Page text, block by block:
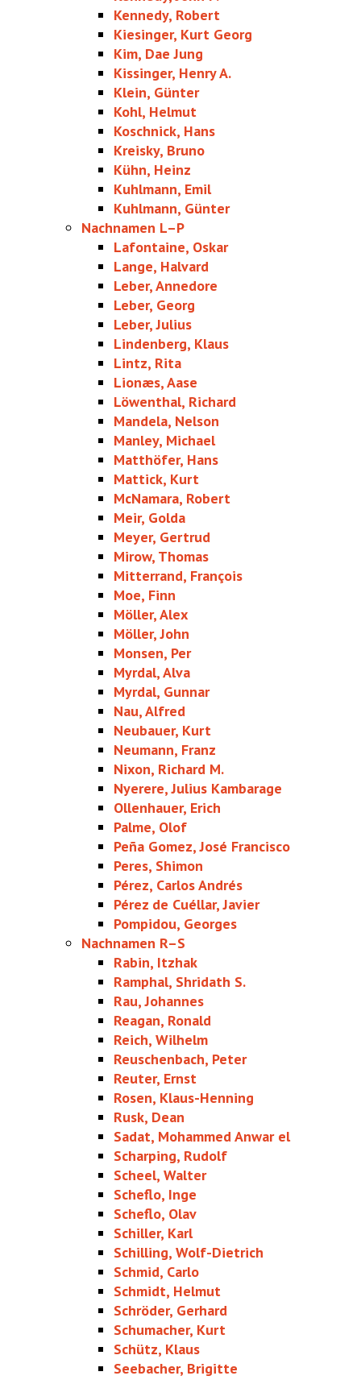
Kennedy, Robert
Kiesinger, Kurt Georg
Kim, Dae Jung
Kissinger, Henry A.
Klein, Günter
Kohl, Helmut
Koschnick, Hans
Kreisky, Bruno
Kühn, Heinz
Kuhlmann, Emil
Kuhlmann, Günter
Nachnamen L–P
Lafontaine, Oskar
Lange, Halvard
Leber, Annedore
Leber, Georg
Leber, Julius
Lindenberg, Klaus
Lintz, Rita
Lionæs, Aase
Löwenthal, Richard
Mandela, Nelson
Manley, Michael
Matthöfer, Hans
Mattick, Kurt
McNamara, Robert
Meir, Golda
Meyer, Gertrud
Mirow, Thomas
Mitterrand, François
Moe, Finn
Möller, Alex
Möller, John
Monsen, Per
Myrdal, Alva
Myrdal, Gunnar
Nau, Alfred
Neubauer, Kurt
Neumann, Franz
Nixon, Richard M.
Nyerere, Julius Kambarage
Ollenhauer, Erich
Palme, Olof
Peña Gomez, José Francisco
Peres, Shimon
Pérez, Carlos Andrés
Pérez de Cuéllar, Javier
Pompidou, Georges
Nachnamen R–S
Rabin, Itzhak
Ramphal, Shridath S.
Rau, Johannes
Reagan, Ronald
Reich, Wilhelm
Reuschenbach, Peter
Reuter, Ernst
Rosen, Klaus-Henning
Rusk, Dean
Sadat, Mohammed Anwar el
Scharping, Rudolf
Scheel, Walter
Scheflo, Inge
Scheflo, Olav
Schiller, Karl
Schilling, Wolf-Dietrich
Schmid, Carlo
Schmidt, Helmut
Schröder, Gerhard
Schumacher, Kurt
Schütz, Klaus
Seebacher, Brigitte